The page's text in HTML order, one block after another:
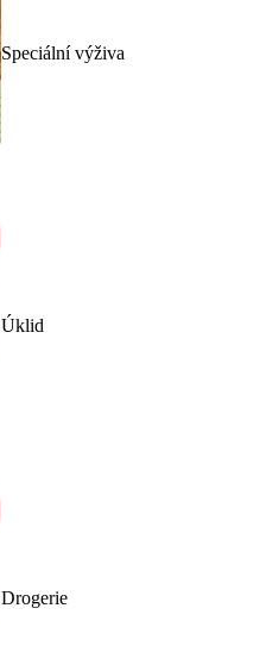
Speciální výživa
Úklid
Drogerie